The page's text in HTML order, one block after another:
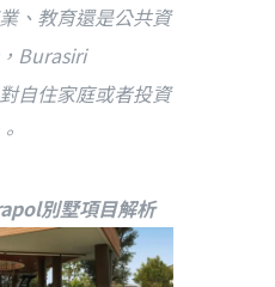
、教育還是公共資
Burasiri
自住家庭或者投資
別墅項目解析